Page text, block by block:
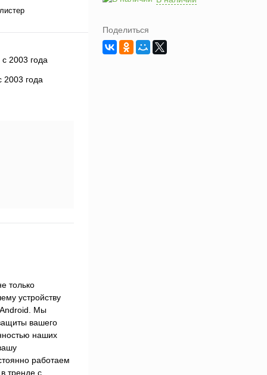
2003 года
только
устройству
Android. Мы
вашего
наших
работаем
тренде с
Поделиться